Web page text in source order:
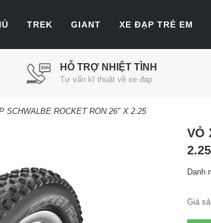
TREK GIANT XE ĐẠP TRẺ EM
HỖ TRỢ NHIỆT TÌNH
Tư vấn kĩ thuật về xe đạp
SCHWALBE ROCKET RON 26″ X 2.25
VỎ
2.25
Danh
Giá